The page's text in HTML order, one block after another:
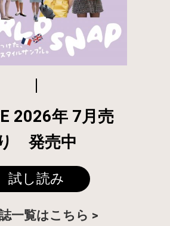
2026年 7月売
発売中
試し読み
一覧はこちら